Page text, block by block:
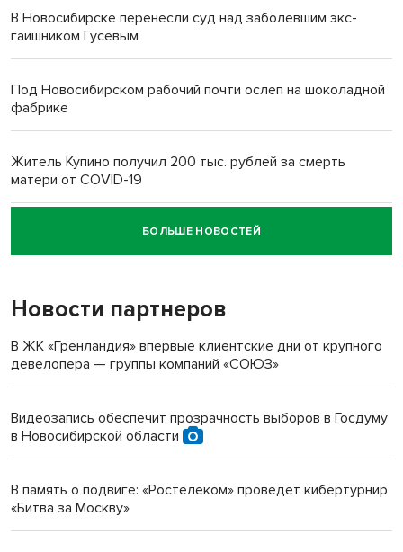
В Новосибирске перенесли суд над заболевшим экс-
гаишником Гусевым
Под Новосибирском рабочий почти ослеп на шоколадной
фабрике
Житель Купино получил 200 тыс. рублей за смерть
матери от COVID-19
Новосибирский суд наказал водителя за смерть
пенсионерки на вокзале
«Мы живём на пастбище!»: в новосибирском селе лошади
терроризируют жителей
Новосибирский преподаватель с женой вошли в топ-16
БОЛЬШЕ НОВОСТЕЙ
Новости партнеров
В ЖК «Гренландия» впервые клиентские дни от крупного
девелопера — группы компаний «СОЮЗ»
Видеозапись обеспечит прозрачность выборов в Госдуму
в Новосибирской области
В память о подвиге: «Ростелеком» проведет кибертурнир
«Битва за Москву»